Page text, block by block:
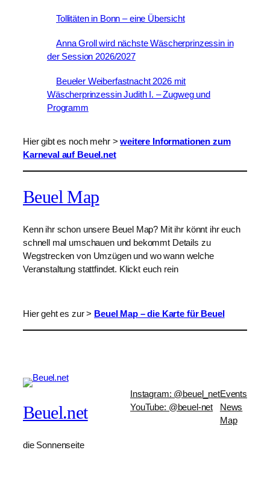
Tollitäten in Bonn – eine Übersicht
Anna Groll wird nächste Wäscherprinzessin in
der Session 2026/2027
Beueler Weiberfastnacht 2026 mit
Wäscherprinzessin Judith I. – Zugweg und
Programm
Hier gibt es noch mehr >weitere Informationen zum
Karneval auf Beuel.net
Beuel Map
Kenn ihr schon unsere Beuel Map? Mit ihr könnt ihr euch
schnell mal umschauen und bekommt Details zu
Wegstrecken von Umzügen und wo wann welche
Veranstaltung stattfindet. Klickt euch rein
Hier geht es zur > Beuel Map – die Karte für Beuel
Beuel.net
die Sonnenseite
Instagram: @beuel_net
YouTube: @beuel-net
Events
News
Map